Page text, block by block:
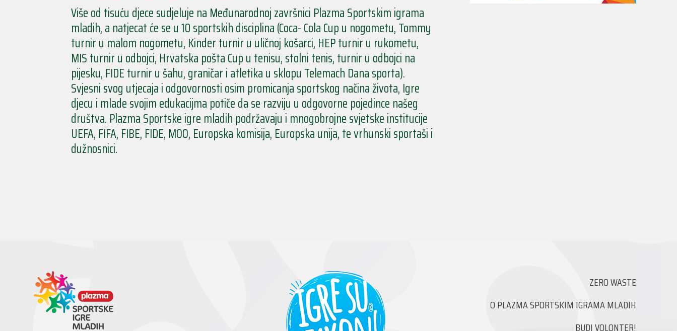
Više od tisuću djece sudjeluje na Međunarodnoj završnici Plazma Sportskim igrama
mladih, a natjecat će se u 10 sportskih disciplina (Coca- Cola Cup u nogometu, Tommy
turnir u malom nogometu, Kinder turnir u uličnoj košarci, HEP turnir u rukometu,
MIS turnir u odbojci, Hrvatska pošta Cup u tenisu, stolni tenis, turnir u odbojci na
pijesku, FIDE turnir u šahu, graničar i atletika u sklopu Telemach Dana sporta).
Svjesni svog utjecaja i odgovornosti osim promicanja sportskog načina života, Igre
djecu i mlade svojim edukacijma potiče da se razviju u odgovorne pojedince našeg
društva. Plazma Sportske igre mladih podržavaju i mnogobrojne svjetske institucije
UEFA, FIFA, FIBE, FIDE, MOO, Europska komisija, Europska unija, te vrhunski sportaši i
dužnosnici.
ZERO WASTE
O PLAZMA SPORTSKIM IGRAMA MLADIH
BUDI VOLONTER!